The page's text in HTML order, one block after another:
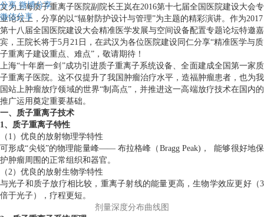
分享 微博分享
微信分享
文为上海质子重离子医院副院长王岚在2016第十七届全国医院建设大会专
业论坛上，分享的以“辐射防护设计与管理”为主题的精彩演讲。作为2017
第十八届全国医院建设大会精准医学发展与空间设备配置专题论坛特邀嘉
宾，王院长将于5月21日，在武汉为各位医院建设同仁分享“精准医学与质
子重离子建设重点、难点”，敬请期待！
上海“十年磨一剑”成功引进质子重离子系统设备、全面建成全国第一家质
子重离子医院。这不仅提升了我国肿瘤治疗水平，造福肿瘤患者，也为我
国站上肿瘤放疗领域的世界“制高点”，并推进这一高端放疗技术在国内的
推广运用奠定重要基础。
一、质子重离子技术
1、质子重离子特性
（1）优良的放射物理学特性
可形成“尖锐”的物理能量峰—— 布拉格峰（Bragg Peak)， 能够很好地保
护肿瘤周围的正常组织和器官。
（2）优良的放射生物学特性
与光子和质子放疗相比较，重离子射线的能量更高，生物学效应更好（3
倍于光子），疗程更短。
剂量深度分布曲线图